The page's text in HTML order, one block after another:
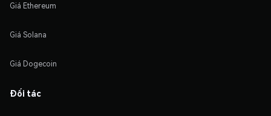
Giá Ethereum
Giá Solana
Giá Dogecoin
Đối tác